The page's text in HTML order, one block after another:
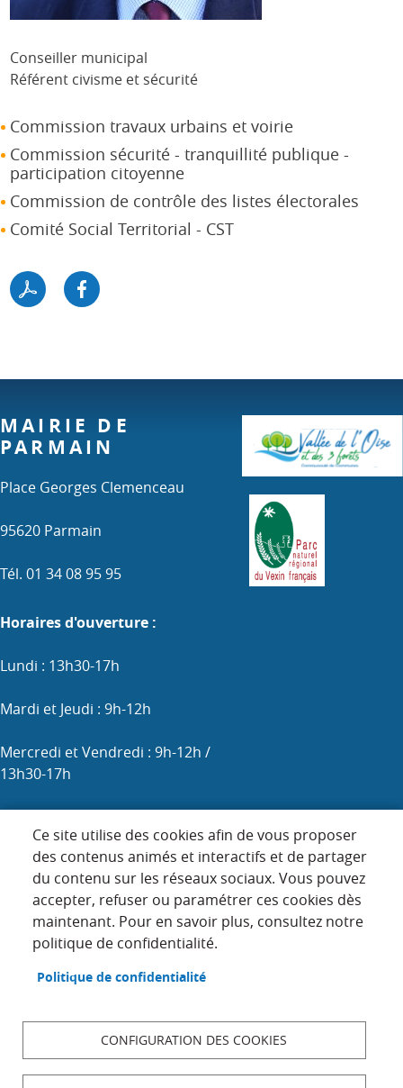
Conseiller municipal
Référent civisme et sécurité
Commission travaux urbains et voirie
Commission sécurité - tranquillité publique -
participation citoyenne
Commission de contrôle des listes électorales
Comité Social Territorial - CST
Ce site utilise des cookies afin de vous proposer
des contenus animés et interactifs et de partager
du contenu sur les réseaux sociaux. Vous pouvez
accepter, refuser ou paramétrer ces cookies dès
maintenant. Pour en savoir plus, consultez notre
politique de confidentialité.
Politique de confidentialité
CONFIGURATION DES COOKIES
MAIRIE DE
PARMAIN
Place Georges Clemenceau
95620 Parmain
Tél. 01 34 08 95 95
Horaires d'ouverture :
Lundi : 13h30-17h
Mardi et Jeudi : 9h-12h
Mercredi et Vendredi : 9h-12h /
13h30-17h
Menu
Pied
page
ACCUEIL
PLAN DU SITE
CONTACT
DONNÉES PERSONNELLES
ACCESSIBILITÉ : NON CONFORME